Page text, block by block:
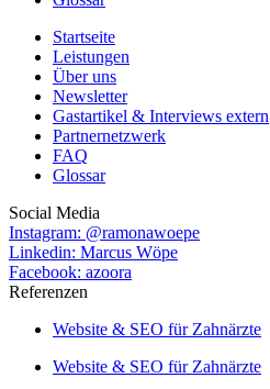
Startseite
Leistungen
Über uns
Newsletter
Gastartikel & Interviews extern
Partnernetzwerk
FAQ
Glossar
Social Media
Instagram: @ramonawoepe
Linkedin: Marcus Wöpe
Facebook: azoora
Referenzen
Website & SEO für Zahnärzte
Website & SEO für Zahnärzte